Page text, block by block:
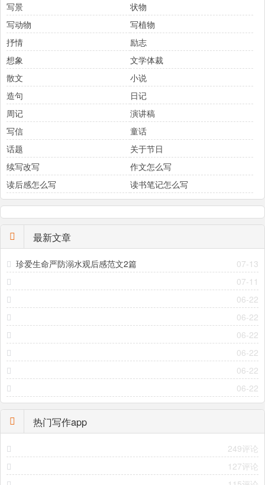
写景
状物
写动物
写植物
抒情
励志
想象
文学体裁
散文
小说
造句
日记
周记
演讲稿
写信
童话
话题
关于节日
续写改写
作文怎么写
读后感怎么写
读书笔记怎么写
最新文章
07-13
珍爱生命严防溺水观后感范文2篇
07-11
06-22
06-22
06-22
06-22
06-22
06-22
热门写作app
249评论
127评论